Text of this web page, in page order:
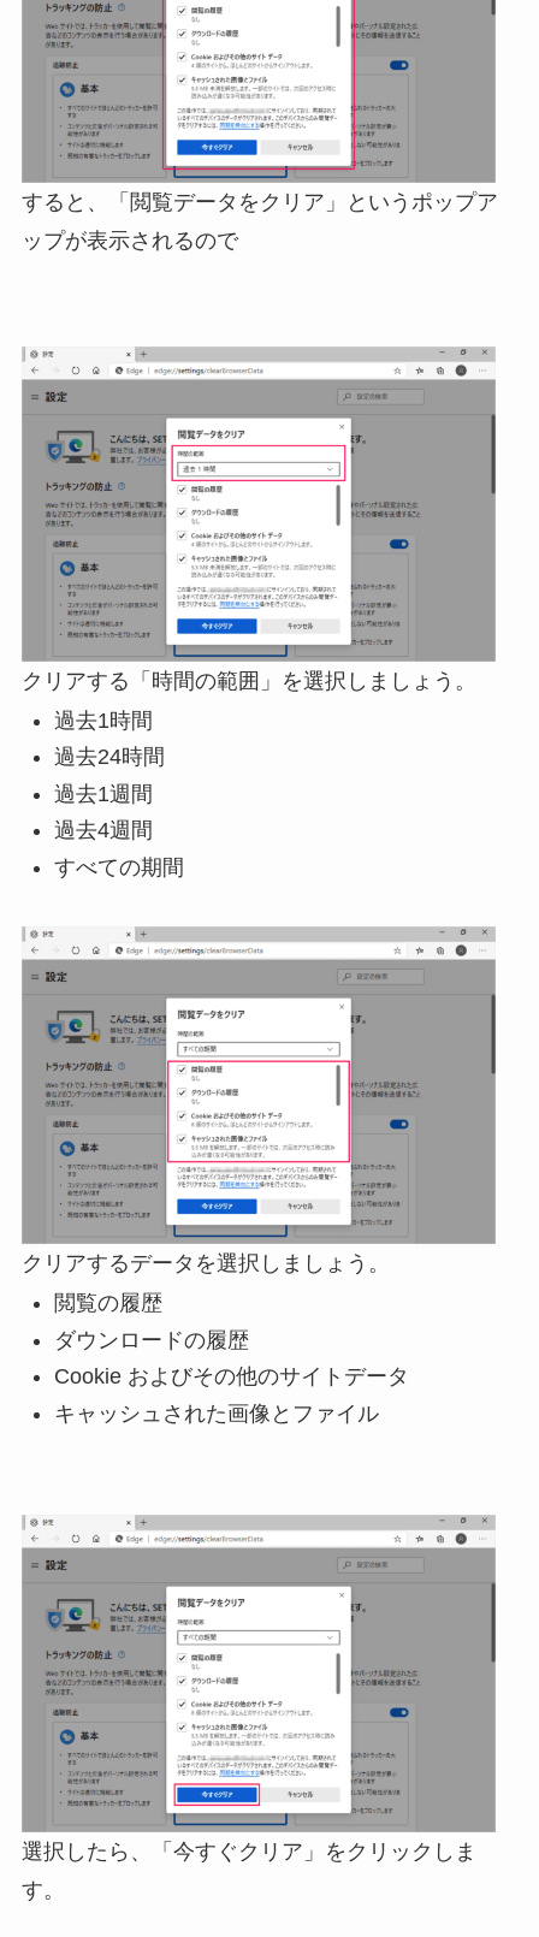
すると、「閲覧データをクリア」というポップア
ップが表示されるので
クリアする「時間の範囲」を選択しましょう。
過去1時間
過去24時間
過去1週間
過去4週間
すべての期間
クリアするデータを選択しましょう。
閲覧の履歴
ダウンロードの履歴
Cookie およびその他のサイトデータ
キャッシュされた画像とファイル
選択したら、「今すぐクリア」をクリックしま
す。